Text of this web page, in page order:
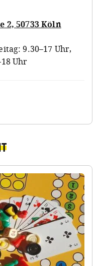
2, 50733 Köln
9.30–17 Uhr,
Uhr